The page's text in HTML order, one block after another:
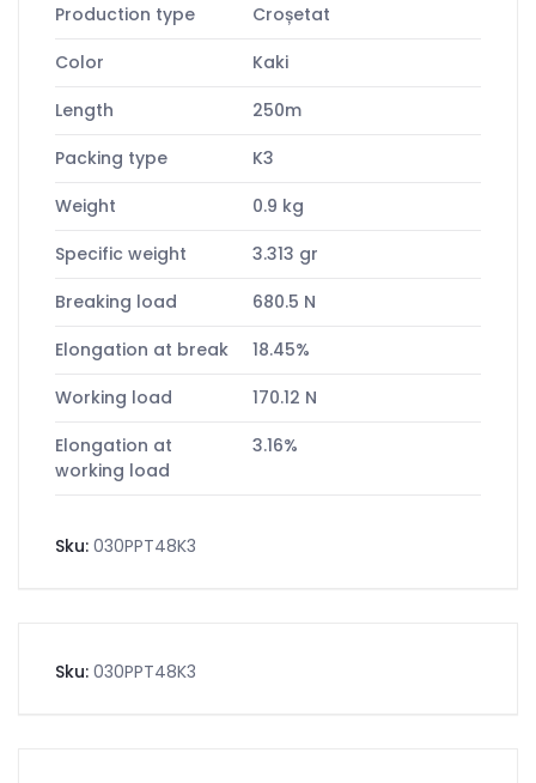
Production type
Croșetat
Color
Kaki
Length
250m
Packing type
K3
Weight
0.9 kg
Specific weight
3.313 gr
Breaking load
680.5 N
Elongation at break
18.45%
Working load
170.12 N
Elongation at
working load
3.16%
Sku: 030PPT48K3
Sku: 030PPT48K3